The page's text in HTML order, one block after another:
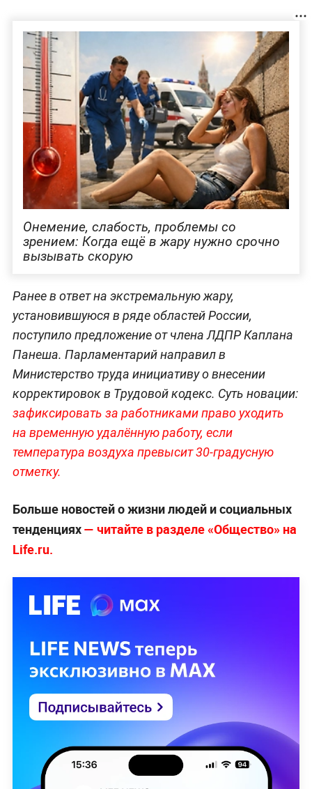
Онемение, слабость, проблемы со
зрением: Когда ещё в жару нужно срочно
вызывать скорую
Ранее в ответ на экстремальную жару,
установившуюся в ряде областей России,
поступило предложение от члена ЛДПР Каплана
Панеша. Парламентарий направил в
Министерство труда инициативу о внесении
корректировок в Трудовой кодекс. Суть новации:
зафиксировать за работниками право уходить
на временную удалённую работу, если
температура воздуха превысит 30-градусную
отметку.
Больше новостей о жизни людей и социальных
тенденциях— читайте в разделе «Общество» на
Life.ru.